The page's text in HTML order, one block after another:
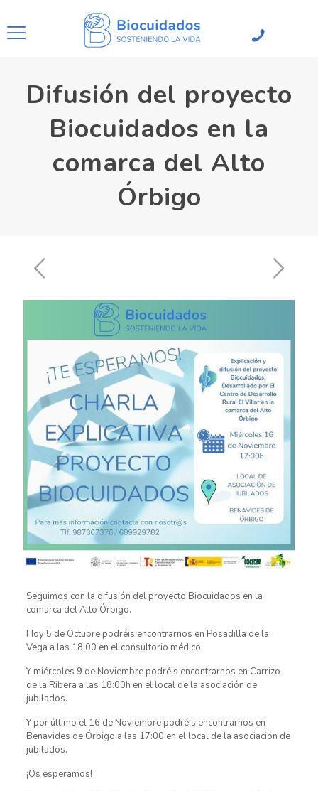
Difusión del proyecto
Biocuidados en la
comarca del Alto
Órbigo
Seguimos con la difusión del proyecto Biocuidados en la
comarca del Alto Órbigo.
Hoy 5 de Octubre podréis encontrarnos en Posadilla de la
Vega a las 18:00 en el consultorio médico.
Y miércoles 9 de Noviembre podréis encontrarnos en Carrizo
de la Ribera a las 18:00h en el local de la asociación de
jubilados.
Y por último el 16 de Noviembre podréis encontrarnos en
Benavides de Órbigo a las 17:00 en el local de la asociación de
jubilados.
¡Os esperamos!